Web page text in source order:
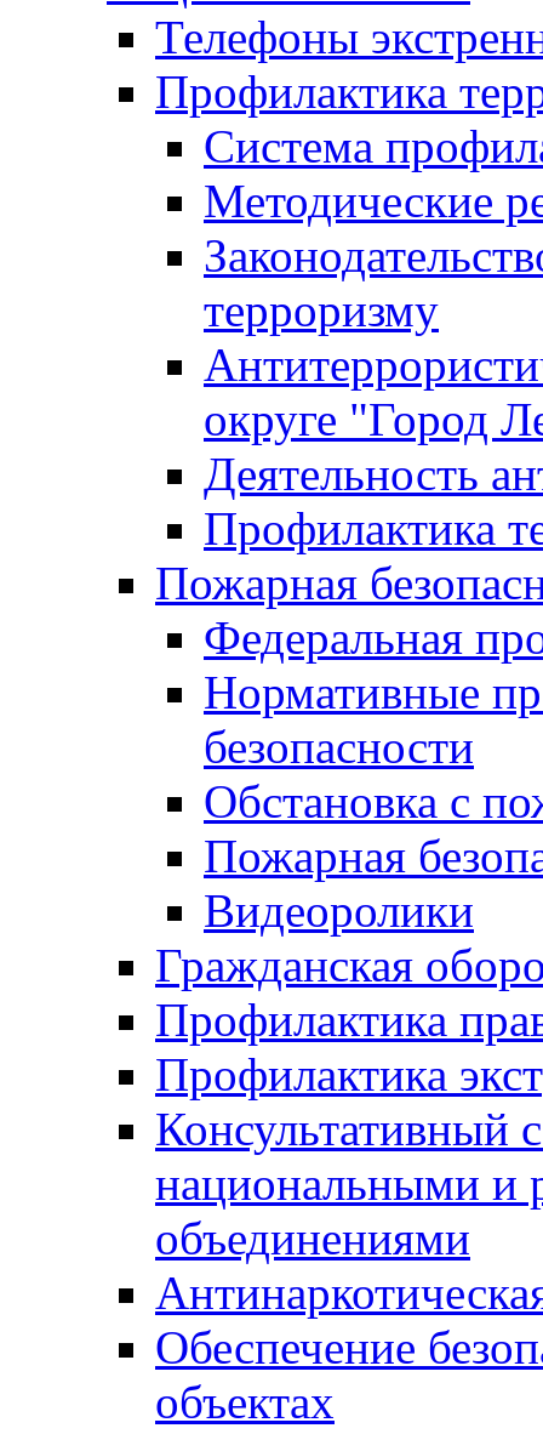
Телефоны
Профилактика
Система
Методические
терроризму
округе "Город
Деятельность
Профилактика
Пожарная
Федеральная
Нормативные
безопасности
Обстановка с
Пожарная
Видеоролики
Гражданская
Профилактика
Профилактика
Консультативный
национальными и
объединениями
Обеспечение
объектах